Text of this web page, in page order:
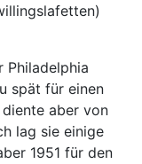
Philadelphia
spät für einen
aber von
lag sie einige
1951 für den